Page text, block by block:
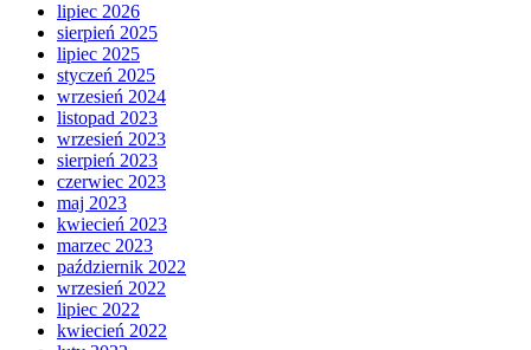
lipiec 2026
sierpień 2025
lipiec 2025
styczeń 2025
wrzesień 2024
listopad 2023
wrzesień 2023
sierpień 2023
czerwiec 2023
maj 2023
kwiecień 2023
marzec 2023
październik 2022
wrzesień 2022
lipiec 2022
kwiecień 2022